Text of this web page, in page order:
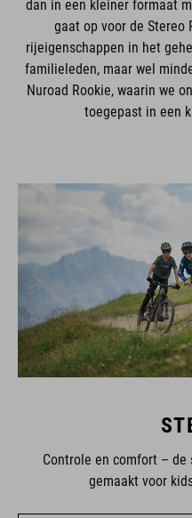
dan in een kleiner formaat
gaat op voor de Stereo
rijeigenschappen in het
familieleden, maar wel
Nuroad Rookie, waarin we
toegepast in een
Controle en comfort – de
gemaakt voor